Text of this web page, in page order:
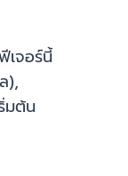
เจอร์นี้
),
มต้น